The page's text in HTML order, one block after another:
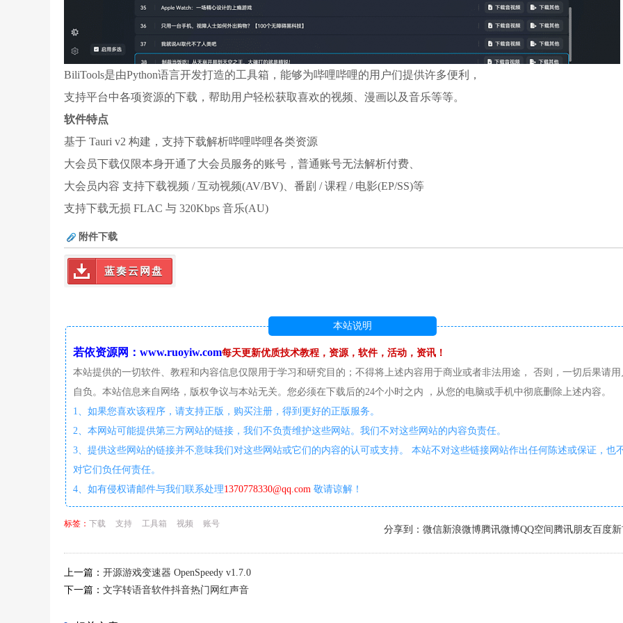
BiliTools是由Python语言开发打造的工具箱，能够为哔哩哔哩的用户们提供许多便利，
支持平台中各项资源的下载，帮助用户轻松获取喜欢的视频、漫画以及音乐等等。
软件特点
基于 Tauri v2 构建，支持下载解析哔哩哔哩各类资源
大会员下载仅限本身开通了大会员服务的账号，普通账号无法解析付费、
大会员内容 支持下载视频 / 互动视频(AV/BV)、番剧 / 课程 / 电影(EP/SS)等
支持下载无损 FLAC 与 320Kbps 音乐(AU)
附件下载
蓝奏云网盘
本站说明
若依资源网：www.ruoyiw.com每天更新优质技术教程，资源，软件，活动，资讯！
本站提供的一切软件、教程和内容信息仅限用于学习和研究目的；不得将上述内容用于商业或者非法用途， 否则，一切后果请用
自负。本站信息来自网络，版权争议与本站无关。您必须在下载后的24个小时之内 ，从您的电脑或手机中彻底删除上述内容。
1、如果您喜欢该程序，请支持正版，购买注册，得到更好的正版服务。
2、本网站可能提供第三方网站的链接，我们不负责维护这些网站。我们不对这些网站的内容负责任。
3、提供这些网站的链接并不意味我们对这些网站或它们的内容的认可或支持。 本站不对这些链接网站作出任何陈述或保证，也
对它们负任何责任。
4、如有侵权请邮件与我们联系处理1370778330@qq.com 敬请谅解！
标签： 下载 支持 工具箱 视频 账号
分享到： 微信新浪微博腾讯微博QQ空间 腾讯朋友百度
上一篇： 开源游戏变速器 OpenSpeedy v1.7.0
下一篇： 文字转语音软件抖音热门网红声音